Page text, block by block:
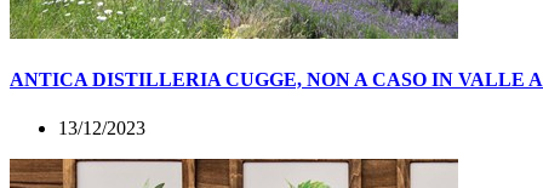
ANTICA DISTILLERIA CUGGE, NON A CASO IN VALLE
13/12/2023